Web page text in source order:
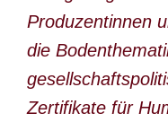
Produzentinnen
die
Zertifikate für